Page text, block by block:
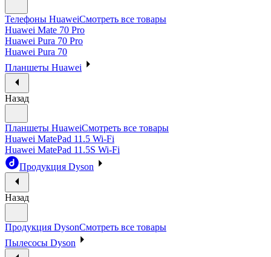
Телефоны HuaweiСмотреть все товары
Huawei Mate 70 Pro
Huawei Pura 70 Pro
Huawei Pura 70
Планшеты Huawei
Назад
Планшеты HuaweiСмотреть все товары
Huawei MatePad 11.5 Wi-Fi
Huawei MatePad 11.5S Wi-Fi
Продукция Dyson
Назад
Продукция DysonСмотреть все товары
Пылесосы Dyson